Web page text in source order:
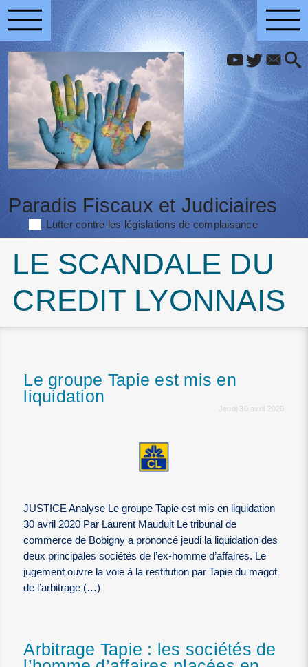
Paradis Fiscaux et Judiciaires
Lutter contre les législations de complaisance
LE SCANDALE DU
CREDIT LYONNAIS
Le groupe Tapie est mis en
liquidation
Jeudi 30 avril 2020
JUSTICE Analyse Le groupe Tapie est mis en liquidation
30 avril 2020 Par Laurent Mauduit Le tribunal de
commerce de Bobigny a prononcé jeudi la liquidation des
deux principales sociétés de l’ex-homme d’affaires. Le
jugement ouvre la voie à la restitution par Tapie du magot
de l’arbitrage (…)
Arbitrage Tapie : les sociétés de